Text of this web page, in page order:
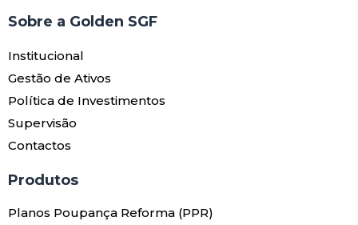
Sobre a Golden SGF
Institucional
Gestão de Ativos
Política de Investimentos
Supervisão
Contactos
Produtos​
Planos Poupança Reforma (PPR)